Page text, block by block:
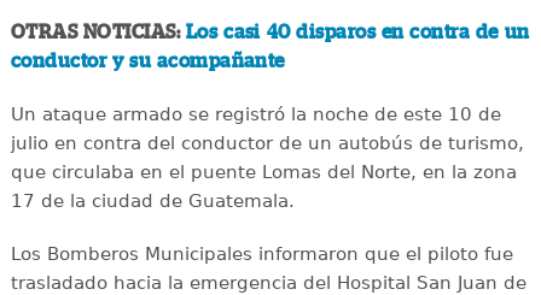
OTRAS NOTICIAS: Los casi 40 disparos en contra de un
conductor y su acompañante
Un ataque armado se registró la noche de este 10 de
julio en contra del conductor de un autobús de turismo,
que circulaba en el puente Lomas del Norte, en la zona
17 de la ciudad de Guatemala.
Los Bomberos Municipales informaron que el piloto fue
trasladado hacia la emergencia del Hospital San Juan de